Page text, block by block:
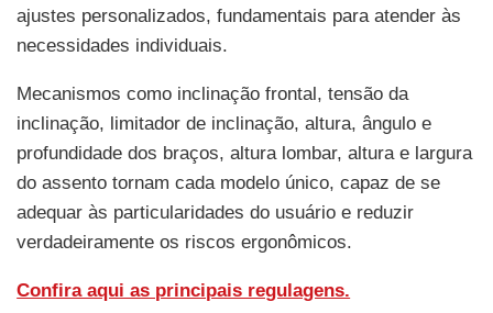
ajustes personalizados, fundamentais para atender às
necessidades individuais.
Mecanismos como inclinação frontal, tensão da
inclinação, limitador de inclinação, altura, ângulo e
profundidade dos braços, altura lombar, altura e largura
do assento tornam cada modelo único, capaz de se
adequar às particularidades do usuário e reduzir
verdadeiramente os riscos ergonômicos.
Confira aqui as principais regulagens.